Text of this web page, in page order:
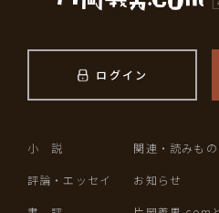
ログイン
小 説
評論・エッセイ
関連・読みもの
お知らせ